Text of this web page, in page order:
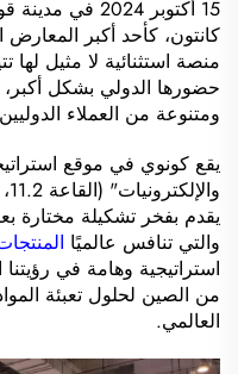
15 أكتوبر
كانتون، كأحد أكبر المعارض
حضورها الدولي بشكل
ومتنوعة من العملاء
يقع كونوي في موقع
يقدم بفخر تشكيلة مختارة
والتي تنافس عالميًا
استراتيجية وهامة في
من الصين لحلول تعبئة
العالمي.